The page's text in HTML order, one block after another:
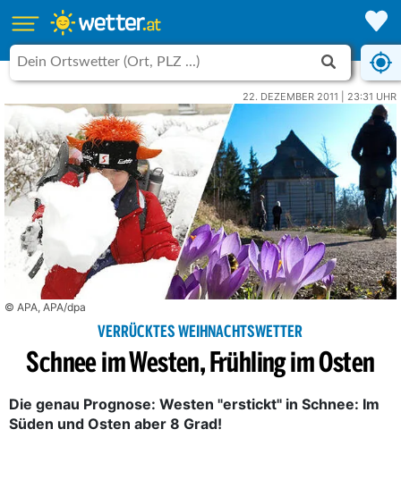
22. DEZEMBER 2011 | 23:31 UHR
© APA, APA/dpa
VERRÜCKTES WEIHNACHTSWETTER
Schnee im Westen, Frühling im Osten
Die genau Prognose: Westen "erstickt" in Schnee: Im
Süden und Osten aber 8 Grad!